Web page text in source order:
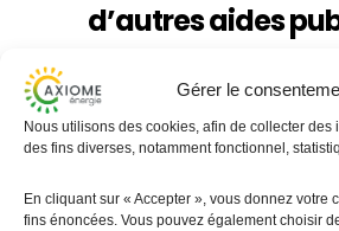
Gérer le
Nous utilisons des cookies, afin de collecter des
des fins diverses, notamment fonctionnel,
En cliquant sur « Accepter », vous donnez votre
fins énoncées. Vous pouvez également choisir
d’autres aides
en effet que :
pas cumuler